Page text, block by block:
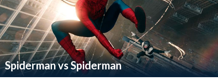
Spiderman vs Spiderman